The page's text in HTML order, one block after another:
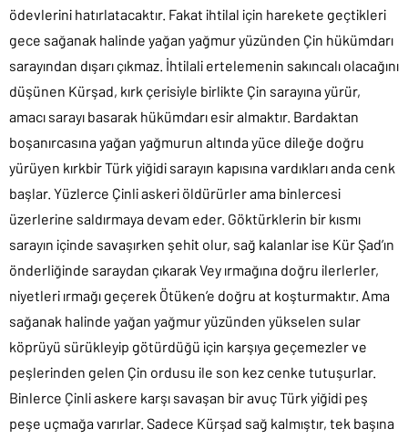
ödevlerini hatırlatacaktır. Fakat ihtilal için harekete geçtikleri
gece sağanak halinde yağan yağmur yüzünden Çin hükümdarı
sarayından dışarı çıkmaz. İhtilali ertelemenin sakıncalı olacağını
düşünen Kürşad, kırk çerisiyle birlikte Çin sarayına yürür,
amacı sarayı basarak hükümdarı esir almaktır. Bardaktan
boşanırcasına yağan yağmurun altında yüce dileğe doğru
yürüyen kırkbir Türk yiğidi sarayın kapısına vardıkları anda cenk
başlar. Yüzlerce Çinli askeri öldürürler ama binlercesi
üzerlerine saldırmaya devam eder. Göktürklerin bir kısmı
sarayın içinde savaşırken şehit olur, sağ kalanlar ise Kür Şad’ın
önderliğinde saraydan çıkarak Vey ırmağına doğru ilerlerler,
niyetleri ırmağı geçerek Ötüken’e doğru at koşturmaktır. Ama
sağanak halinde yağan yağmur yüzünden yükselen sular
köprüyü sürükleyip götürdüğü için karşıya geçemezler ve
peşlerinden gelen Çin ordusu ile son kez cenke tutuşurlar.
Binlerce Çinli askere karşı savaşan bir avuç Türk yiğidi peş
peşe uçmağa varırlar. Sadece Kürşad sağ kalmıştır, tek başına